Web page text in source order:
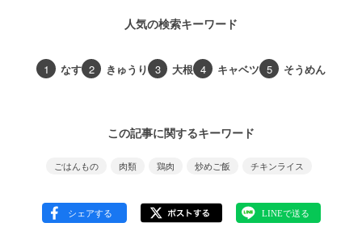
人気の検索キーワード
1 なす 2 きゅうり 3 大根 4 キャベツ 5 そうめん
この記事に関するキーワード
ごはんもの 肉類 鶏肉 炒めご飯 チキンライス